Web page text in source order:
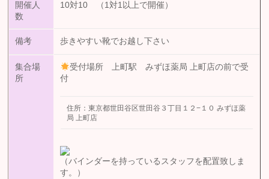
開催人
数
10対10 （1対1以上で開催）
備考 歩きやすい靴でお越し下さい
集合場
所
受付場所 上町駅 みずほ薬局 上町店の前で受
付
住所：東京都世田谷区世田谷３丁目１２−１０ みずほ薬
局 上町店
（バインダーを持っているスタッフを配置致しま
す。）